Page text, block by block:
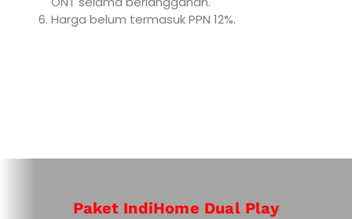
Harga belum termasuk PPN 12%.
Paket IndiHome Dual Play